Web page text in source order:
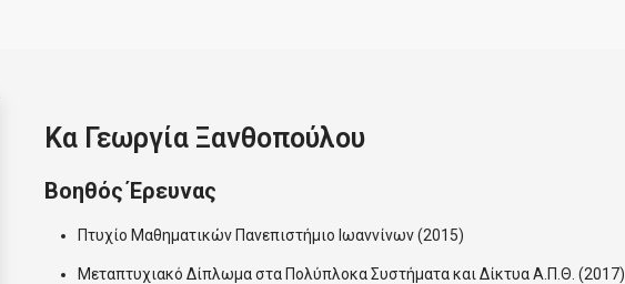
Κα Γεωργία Ξανθοπούλου
Βοηθός Έρευνας
Πτυχίο Μαθηματικών Πανεπιστήμιο Ιωαννίνων (2015)
Μεταπτυχιακό Δίπλωμα στα Πολύπλοκα Συστήματα και Δίκτυα Α.Π.Θ. (2017)